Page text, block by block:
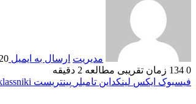
مدیریت ارسال به ایمیل 20 تیر 1404
0
زمان تقریبی مطالعه 2 دقیقه
فیسبوک ایکس لینکداین تامبلر پینتریست